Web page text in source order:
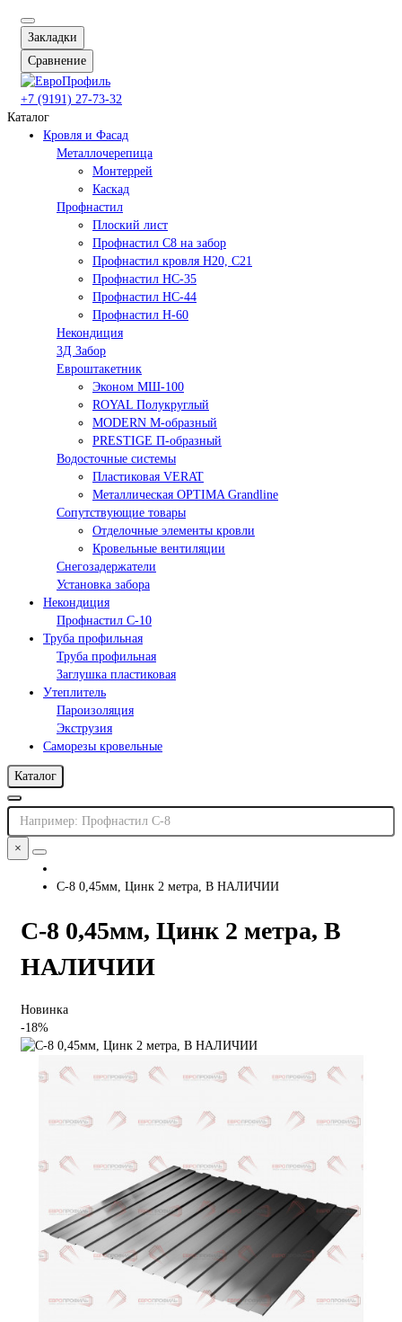
Закладки
Сравнение
+7 (9191) 27-73-32
Каталог
Кровля и Фасад
Металлочерепица
Монтеррей
Каскад
Профнастил
Плоский лист
Профнастил С8 на забор
Профнастил кровля Н20, С21
Профнастил НС-35
Профнастил НС-44
Профнастил Н-60
Некондиция
3Д Забор
Евроштакетник
Эконом МШ-100
ROYAL Полукруглый
MODERN М-образный
PRESTIGE П-образный
Водосточные системы
Пластиковая VERAT
Металлическая OPTIMA Grandline
Сопутствующие товары
Отделочные элементы кровли
Кровельные вентиляции
Снегозадержатели
Установка забора
Некондиция
Профнастил С-10
Труба профильная
Труба профильная
Заглушка пластиковая
Утеплитель
Пароизоляция
Экструзия
Саморезы кровельные
Каталог
×
С-8 0,45мм, Цинк 2 метра, В НАЛИЧИИ
С-8 0,45мм, Цинк 2 метра, В
НАЛИЧИИ
Новинка
-18%